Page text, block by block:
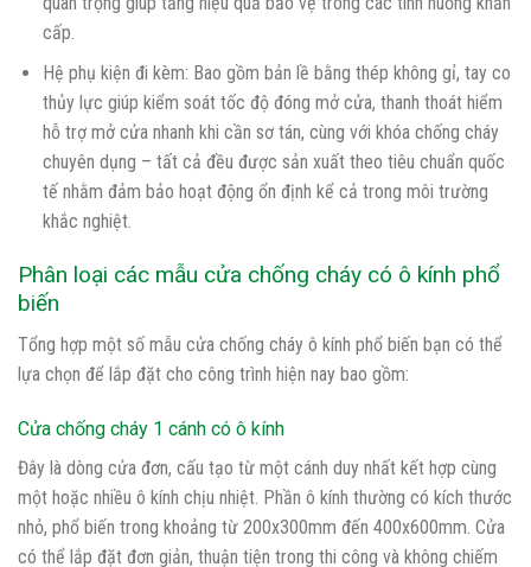
cấp.
Hệ phụ kiện đi kèm: Bao gồm bản lề bằng thép không gỉ, tay co
thủy lực giúp kiểm soát tốc độ đóng mở cửa, thanh thoát hiểm
hỗ trợ mở cửa nhanh khi cần sơ tán, cùng với khóa chống cháy
chuyên dụng – tất cả đều được sản xuất theo tiêu chuẩn quốc
tế nhằm đảm bảo hoạt động ổn định kể cả trong môi trường
khắc nghiệt.
Phân loại các mẫu cửa chống cháy có ô kính phổ
biến
Tổng hợp một số mẫu cửa chống cháy ô kính phổ biến bạn có thể
lựa chọn để lắp đặt cho công trình hiện nay bao gồm:
Cửa chống cháy 1 cánh có ô kính
Đây là dòng cửa đơn, cấu tạo từ một cánh duy nhất kết hợp cùng
một hoặc nhiều ô kính chịu nhiệt. Phần ô kính thường có kích thước
nhỏ, phổ biến trong khoảng từ 200x300mm đến 400x600mm. Cửa
có thể lắp đặt đơn giản, thuận tiện trong thi công và không chiếm